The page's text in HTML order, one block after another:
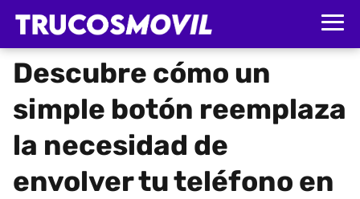
Descubre cómo un
simple botón reemplaza
la necesidad de
envolver tu teléfono en